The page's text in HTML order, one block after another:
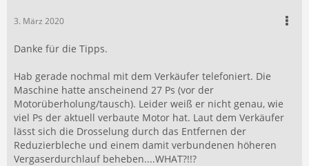
3. März 2020
Danke für die Tipps.
Hab gerade nochmal mit dem Verkäufer telefoniert. Die
Maschine hatte anscheinend 27 Ps (vor der
Motorüberholung/tausch). Leider weiß er nicht genau, wie
viel Ps der aktuell verbaute Motor hat. Laut dem Verkäufer
lässt sich die Drosselung durch das Entfernen der
Reduzierbleche und einem damit verbundenen höheren
Vergaserdurchlauf beheben....WHAT?!!?